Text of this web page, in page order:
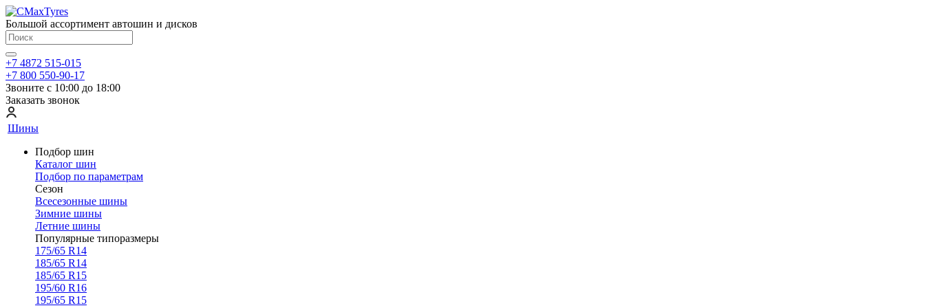
Большой ассортимент автошин и дисков
+7 4872 515-015
+7 800 550-90-17
Звоните с 10:00 до 18:00
Заказать звонок
Шины
Подбор шин
Каталог шин
Подбор по параметрам
Сезон
Всесезонные шины
Зимние шины
Летние шины
Популярные типоразмеры
175/65 R14
185/65 R14
185/65 R15
195/60 R16
195/65 R15